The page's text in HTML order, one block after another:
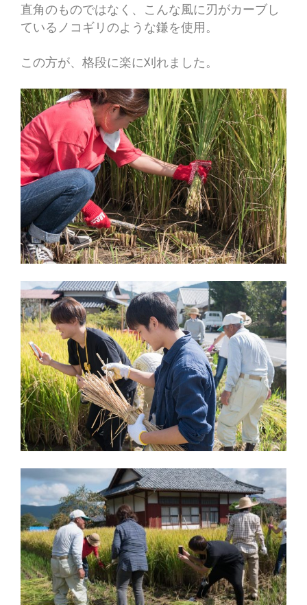
直角のものではなく、こんな風に刃がカーブし
ているノコギリのような鎌を使用。
この方が、格段に楽に刈れました。